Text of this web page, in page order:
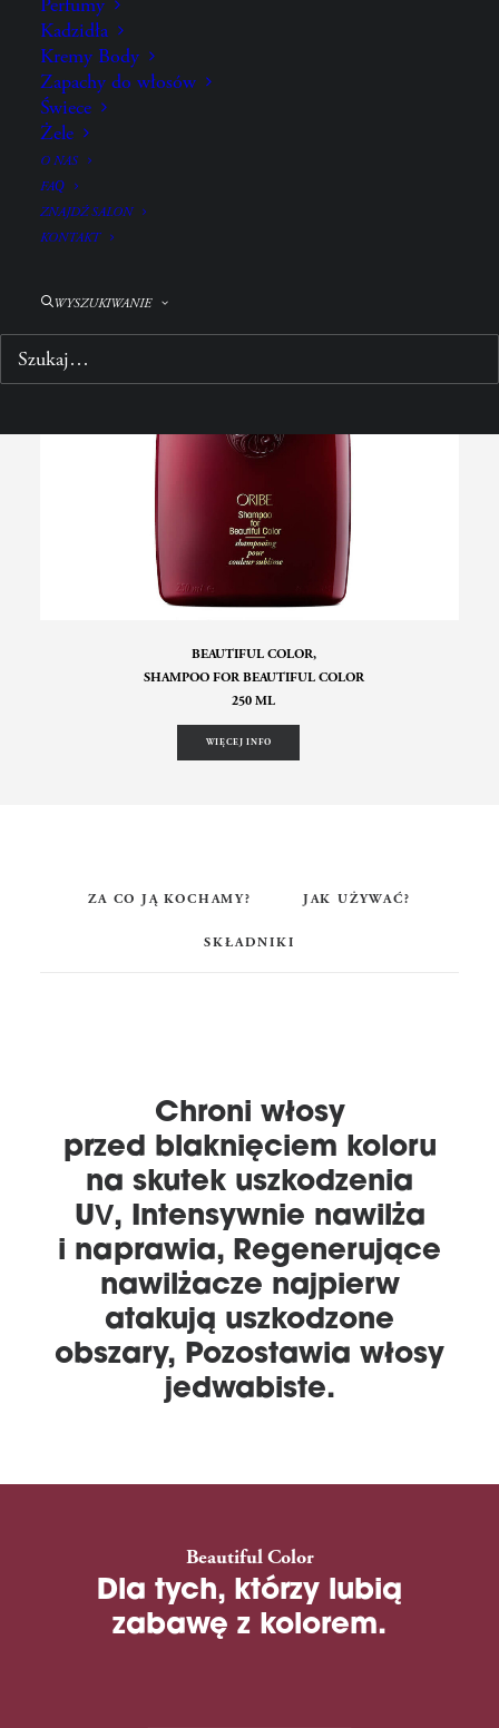
Kadzidła
Kremy Body
Zapachy do włosów
Świece
Żele
O NAS
FAQ
ZNAJDŹ SALON
KONTAKT
WYSZUKIWANIE
JAK UŻYWAĆ?
SKŁADNIKI
POŁĄCZ Z:
BEAUTIFUL COLOR,
SHAMPOO FOR BEAUTIFUL COLOR
250 ML
WIĘCEJ INFO
ZA CO JĄ KOCHAMY? JAK UŻYWAĆ?
SKŁADNIKI
Chroni włosy
przed blaknięciem koloru
na skutek uszkodzenia
UV, Intensywnie nawilża
i naprawia, Regenerujące
nawilżacze najpierw
atakują uszkodzone
obszary, Pozostawia włosy
jedwabiste.
Beautiful Color
Dla tych, którzy lubią
zabawę z kolorem.